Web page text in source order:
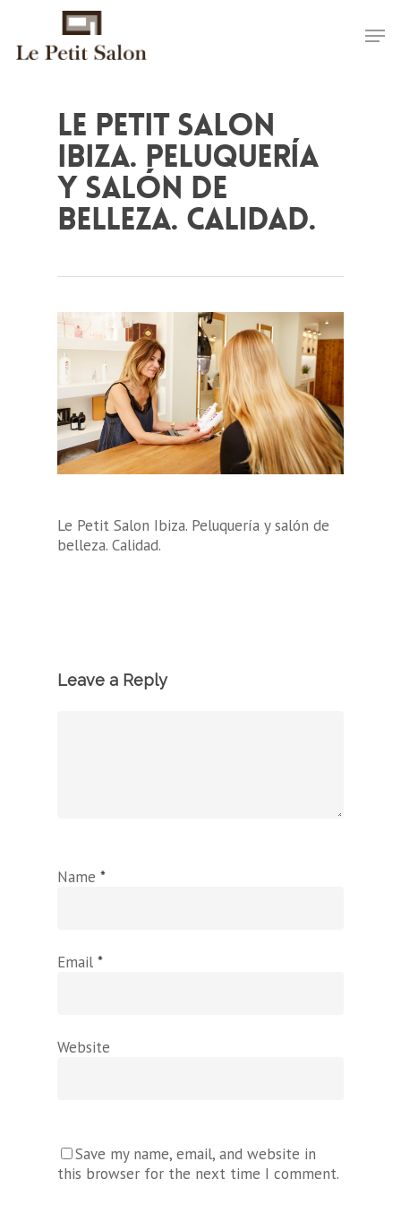
Le Petit Salon
Ibiza. Peluquería
y salón de
belleza. Calidad.
Le Petit Salon Ibiza. Peluquería y salón de
belleza. Calidad.
Leave a Reply
Name *
Email *
Website
Save my name, email, and website in
this browser for the next time I comment.